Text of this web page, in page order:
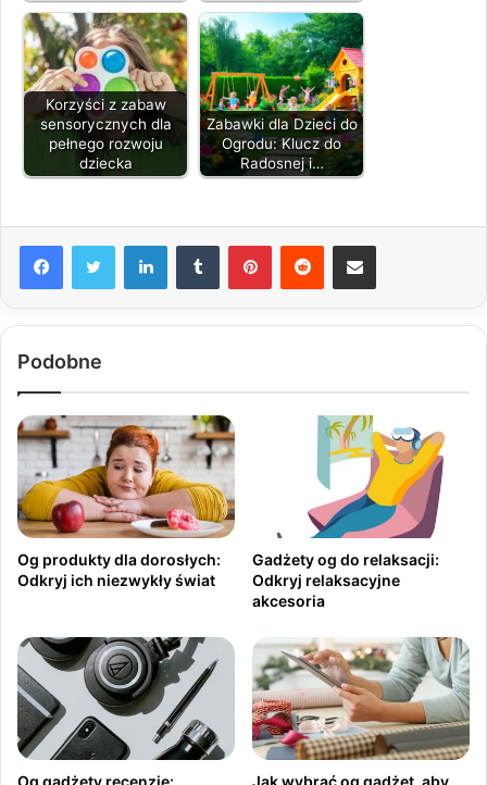
Korzyści z zabaw
sensorycznych dla
pełnego rozwoju
dziecka
Zabawki dla Dzieci do
Ogrodu: Klucz do
Radosnej i…
LinkedInTumblr PinterestReddit Share via Email
Podobne
Og produkty dla dorosłych:
Odkryj ich niezwykły świat
Gadżety og do relaksacji:
Odkryj relaksacyjne
akcesoria
Og gadżety recenzje: Jak wybrać og gadżet, aby